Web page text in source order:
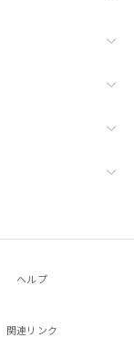
ヘルプ
関連リンク